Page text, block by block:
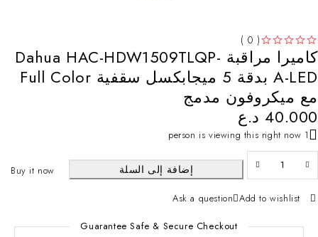
( 0 )
كاميرا مراقبة Dahua HAC-HDW1509TLQP-
A-LED بدقة 5 ميجابكسل سقفية Full Color
مع ميكروفون مدمج
40.000 د.ع
1 person is viewing this right now
إضافة إلى السلة Buy it now
Add to wishlist
Ask a question
Guarantee Safe & Secure Checkout